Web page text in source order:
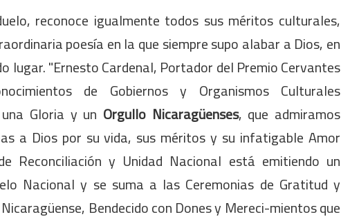
reconoce igualmente todos sus méritos culturales,
poesía en la que siempre supo alabar a Dios, en
lugar. "Ernesto Cardenal, Portador del Premio Cervantes
de Gobiernos y Organismos Culturales
Gloria y un Orgullo Nicaragüenses, que admiramos
a Dios por su vida, sus méritos y su infatigable Amor
Reconciliación y Unidad Nacional está emitiendo un
Nacional y se suma a las Ceremonias de Gratitud y
Bendecido con Dones y Mereci-mientos que